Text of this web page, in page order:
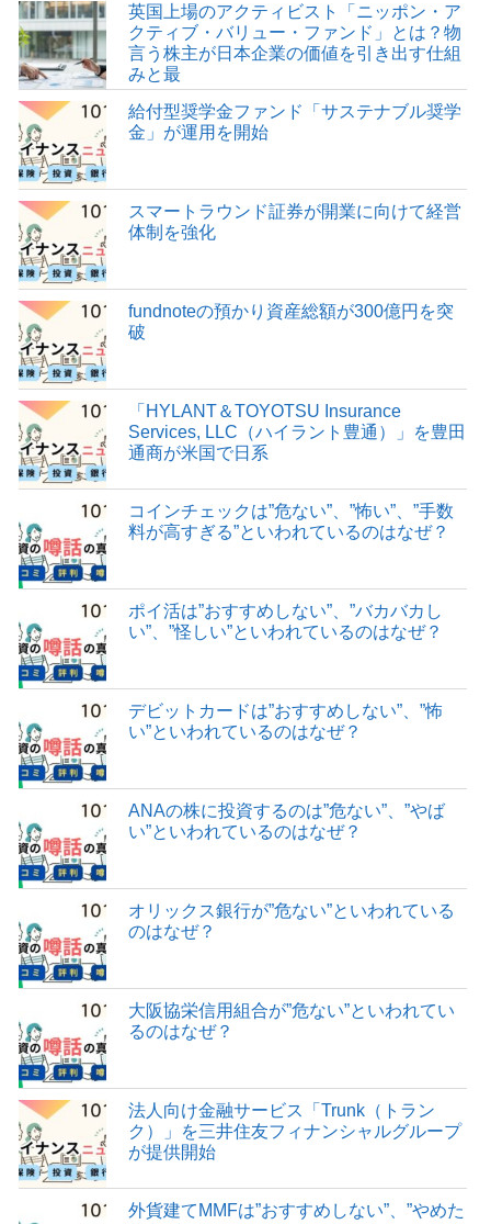
英国上場のアクティビスト「ニッポン・ア
クティブ・バリュー・ファンド」とは？物
言う株主が日本企業の価値を引き出す仕組
みと最
給付型奨学金ファンド「サステナブル奨学
金」が運用を開始
スマートラウンド証券が開業に向けて経営
体制を強化
fundnoteの預かり資産総額が300億円を突
破
「HYLANT＆TOYOTSU Insurance
Services, LLC（ハイラント豊通）」を豊田
通商が米国で日系
コインチェックは”危ない”、”怖い”、”手数
料が高すぎる”といわれているのはなぜ？
ポイ活は”おすすめしない”、”バカバカし
い”、”怪しい”といわれているのはなぜ？
デビットカードは”おすすめしない”、”怖
い”といわれているのはなぜ？
ANAの株に投資するのは”危ない”、”やば
い”といわれているのはなぜ？
オリックス銀行が”危ない”といわれている
のはなぜ？
大阪協栄信用組合が”危ない”といわれてい
るのはなぜ？
法人向け金融サービス「Trunk（トラン
ク）」を三井住友フィナンシャルグループ
が提供開始
外貨建てMMFは”おすすめしない”、”やめた